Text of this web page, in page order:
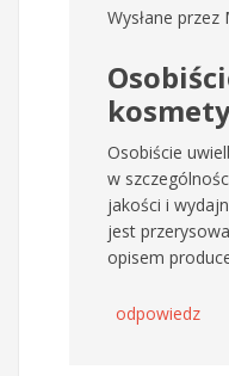
Wysłane przez
Osobiście
w
jakości i
jest
opisem
odpowiedz